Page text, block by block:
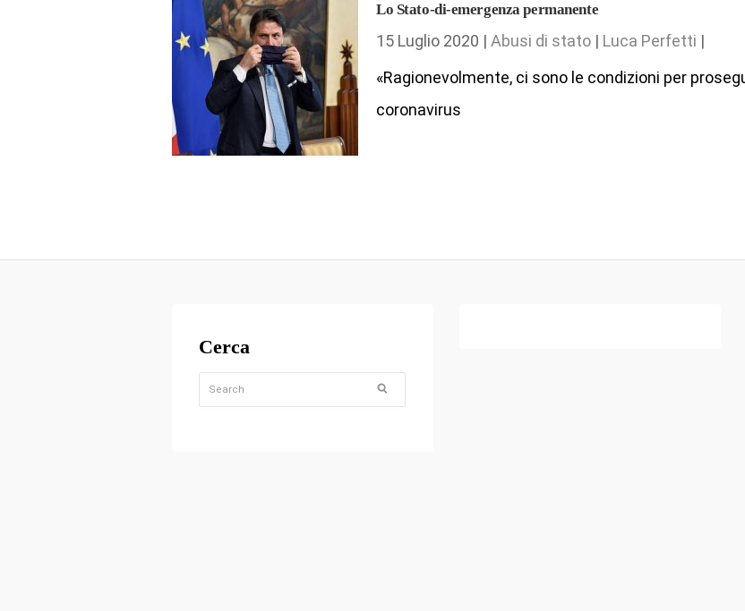
Lo Stato-di-emergenza permanente
15 Luglio 2020 | Abusi di stato | Luca Perfetti |
«Ragionevolmente, ci sono le condizioni per
coronavirus
Cerca